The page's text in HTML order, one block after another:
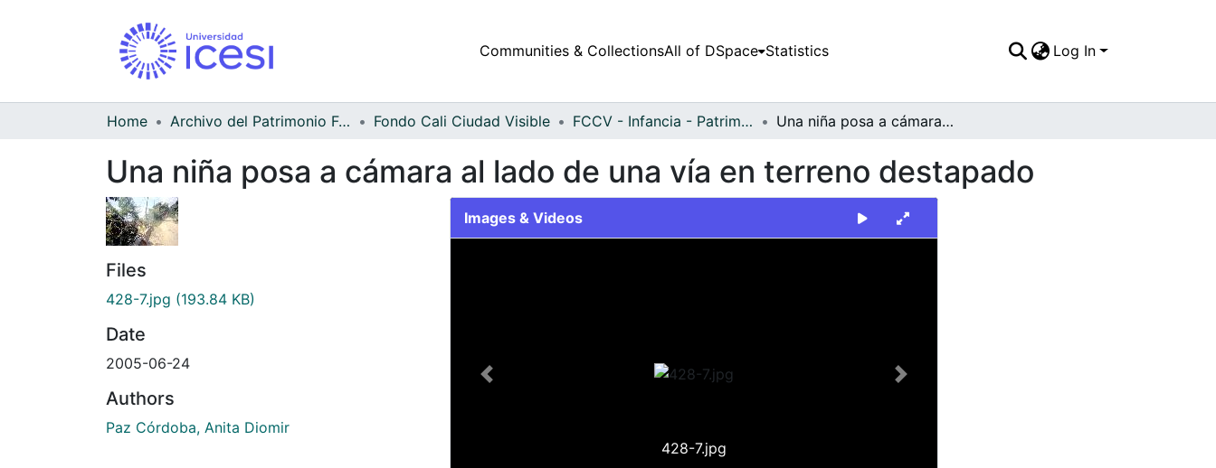
Communities & CollectionsAll of DSpace Statistics Log In
Home Archivo del Patrimonio Fotográfico y Fílmico del Valle del Cauca Fondo Cali Ciudad Visible FCCV - Infancia - Patrimonial Una niña posa a cámara al lado de una vía en terreno destapado
Una niña posa a cámara al lado de una vía en terreno destapado
Files
428-7.jpg (193.84 KB)
Date
2005-06-24
Authors
Paz Córdoba, Anita Diomir
Images & Videos
428-7.jpg
Previous Next